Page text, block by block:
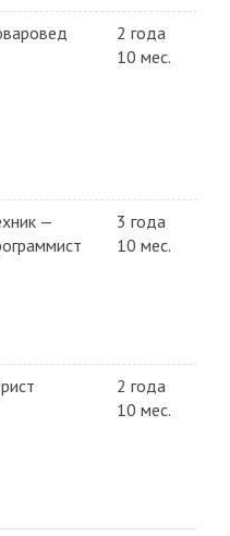
2 года
10 мес.
—
3 года
10 мес.
2 года
10 мес.